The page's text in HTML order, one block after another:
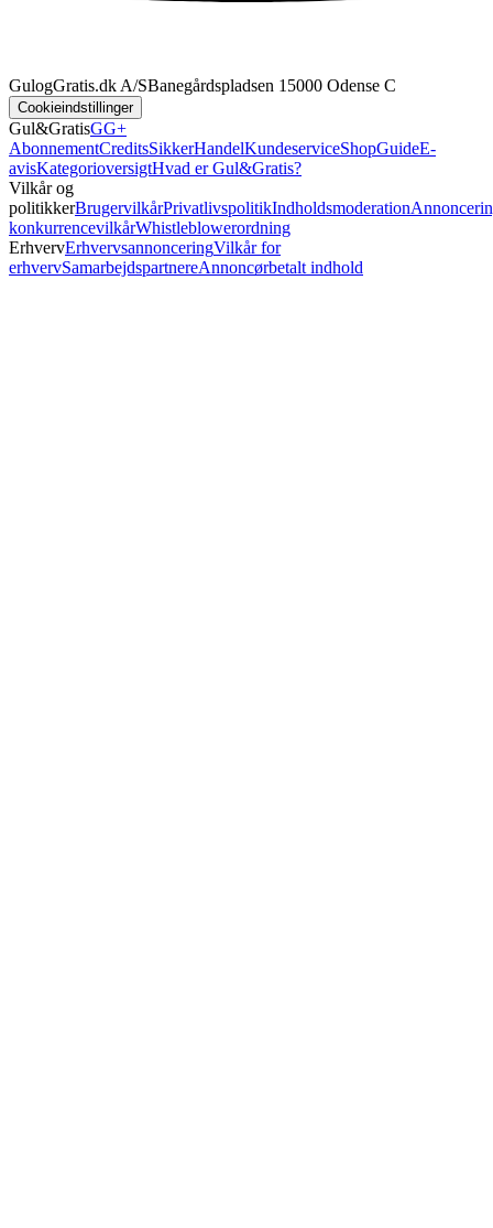
GulogGratis.dk A/SBanegårdspladsen 1 5000 Odense C
Cookieindstillinger
Gul&GratisGG+
AbonnementCreditsSikkerHandelKundeserviceShopGuideE-
avisKategorioversigtHvad er Gul&Gratis?
Vilkår og
politikkerBrugervilkårPrivatlivspolitikIndholdsmoderation
konkurrencevilkårWhistleblowerordning
ErhvervErhvervsannonceringVilkår for
erhvervSamarbejdspartnereAnnoncørbetalt indhold